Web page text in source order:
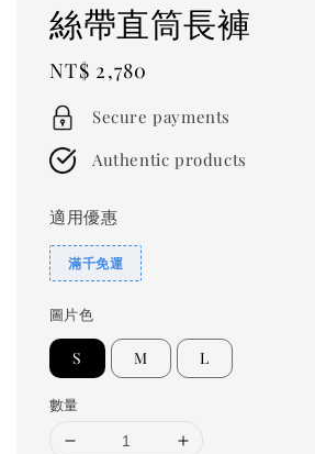
絲帶直筒長褲
Regular
price
NT$ 2,780
Secure payments
Authentic products
適用優惠
滿千免運
圖片色
S M L
數量